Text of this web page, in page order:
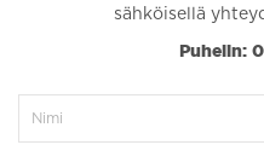
sähköisellä
Puhelin: